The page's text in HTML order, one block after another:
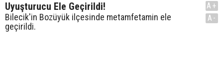
Uyuşturucu Ele Geçirildi!
Bilecik'in Bozüyük ilçesinde metamfetamin ele
geçirildi.
A+
A-